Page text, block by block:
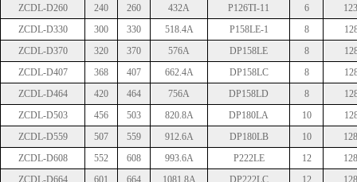
ZCDL-D260
240 260 432A P126TI-11 6
ZCDL-D330
300 330 518.4A P158LE-1 8
ZCDL-D370
320 370 576A DP158LE 8
ZCDL-D407
368 407 662.4A DP158LC 8
ZCDL-D464
420 464 756A DP158LD 8
ZCDL-D503
456 503 820.8A DP180LA 10
ZCDL-D559
507 559 912.6A DP180LB 10
ZCDL-D608
552 608 993.6A P222LE 12
ZCDL-D664
601 664 1081.8A DP222LC 12